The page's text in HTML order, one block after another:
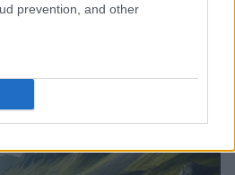
prevention, and other
Entretenir